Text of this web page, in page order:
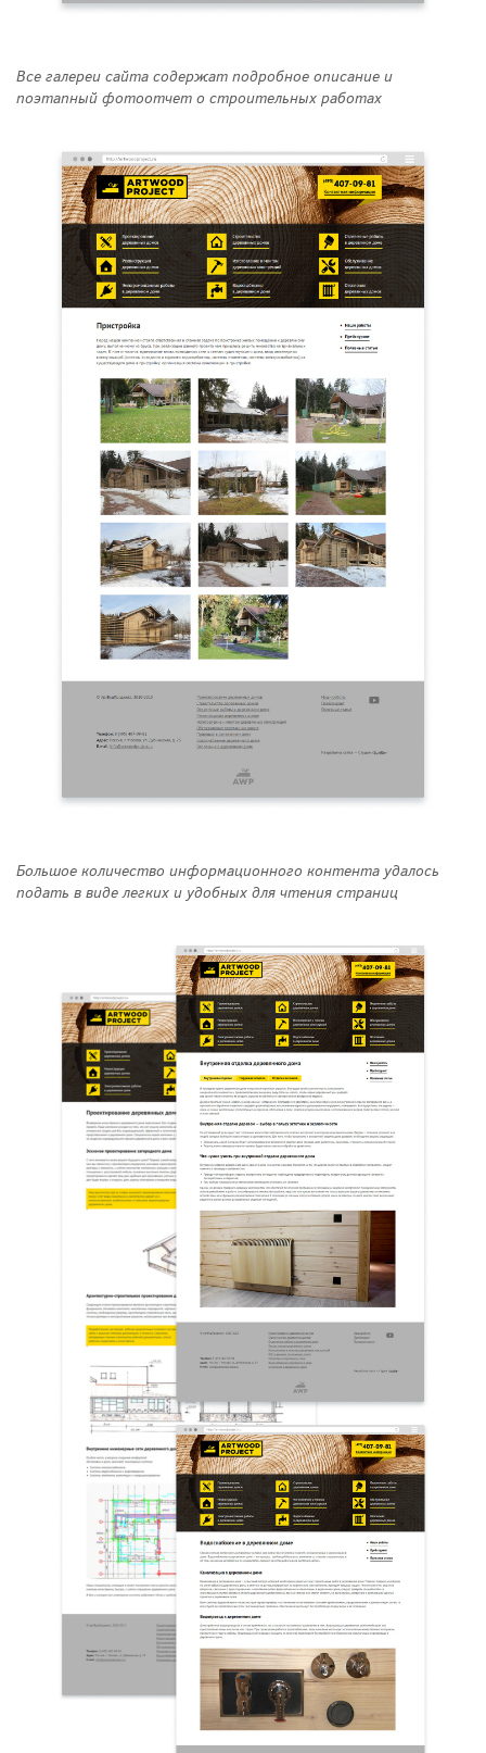
Все галереи сайта содержат подробное описание и
поэтапный фотоотчет о строительных работах
Большое количество информационного контента удалось
подать в виде легких и удобных для чтения страниц